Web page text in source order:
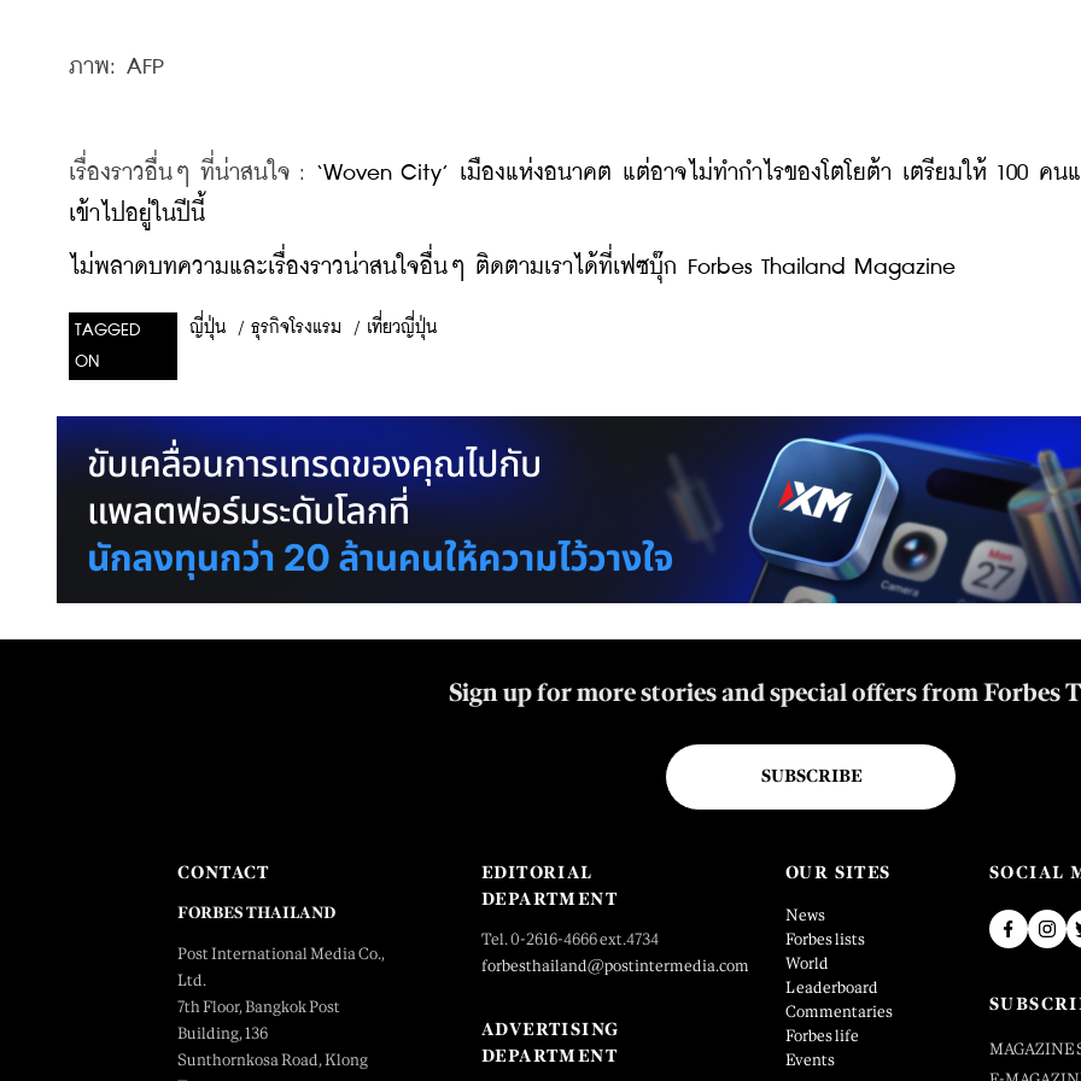
ภาพ: AFP
เรื่องราวอื่นๆ ที่น่าสนใจ : ‘Woven City’ เมืองแห่งอนาคต แต่อาจไม่ทำกำไรของโตโยต้า เตรียมให้ 100 คน
เข้าไปอยู่ในปีนี้
ไม่พลาดบทความและเรื่องราวน่าสนใจอื่นๆ ติดตามเราได้ที่เฟซบุ๊ก Forbes Thailand Magazine
TAGGED
ON
ญี่ปุ่น / ธุรกิจโรงแรม / เที่ยวญี่ปุ่น
Sign up for more stories and special offers from Forbes
SUBSCRIBE
CONTACT
FORBES THAILAND
Post International Media Co.,
Ltd.
7th Floor, Bangkok Post
Building, 136
Sunthornkosa Road, Klong
EDITORIAL
DEPARTMENT
Tel. 0-2616-4666 ext.4734
forbesthailand@postintermedia.com
ADVERTISING
DEPARTMENT
OUR SITES
News
Forbes lists
World
Leaderboard
Commentaries
Forbes life
Events
SOCIAL
MAGAZINE